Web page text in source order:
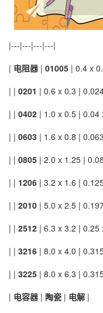
|---|---|---|---|
| 电阻器| 01005 | 0.4 x
| | 0201 | 0.6 x 0.3 |
| | 0402 | 1.0 x 0.5 | 0.04
| | 0603 | 1.6 x 0.8 |
| | 0805 | 2.0 x 1.25 |
| | 1206 | 3.2 x 1.6 |
| | 2010 | 5.0 x 2.5 |
| | 2512 | 6.3 x 3.2 | 0.25
| | 3216 | 8.0 x 4.0 |
| | 3225 | 8.0 x 6.3 |
| 电容器| 陶瓷 | 电解 |